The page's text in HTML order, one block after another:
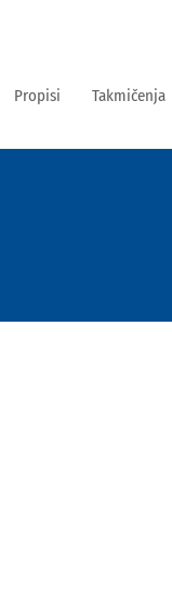
Propisi Takmičenja